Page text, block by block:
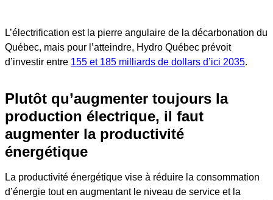
L’électrification est la pierre angulaire de la décarbonation du
Québec, mais pour l’atteindre, Hydro Québec prévoit
d’investir entre 155 et 185 milliards de dollars d’ici 2035.
Plutôt qu’augmenter toujours la
production électrique, il faut
augmenter la productivité
énergétique
La productivité énergétique vise à réduire la consommation
d’énergie tout en augmentant le niveau de service et la